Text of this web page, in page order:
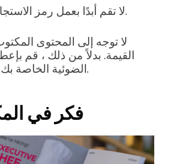
لا تقم أبدًا بعمل رمز الاستجابة السريعة بشكل متواضع.
لا توجه إلى المحتوى
القيمة. بدلاً من ذلك ، قم
الضوئية الخاصة بك حتى يتم تركها تعود للمزيد.
11. فكر في